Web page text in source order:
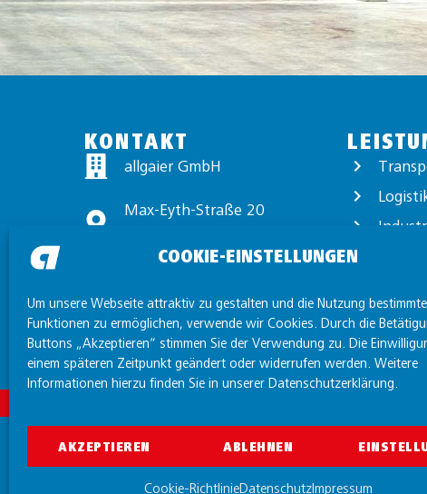
COOKIE-EINSTELLUNGEN
Um unsere Webseite attraktiv zu gestalten und die Nutzung
Funktionen zu ermöglichen, verwende wir Cookies. Durch die
Buttons „Akzeptieren“ stimmen Sie der Verwendung zu. Die
einem späteren Zeitpunkt geändert oder widerrufen werden. Weitere
Informationen hierzu finden Sie in unserer Datenschutzerklärung.
AKZEPTIEREN ABLEHNEN
Cookie-RichtlinieDatenschutzImpressum
KONTAKT
allgaier GmbH
Max-Eyth-Straße 20
info@allgaier.com